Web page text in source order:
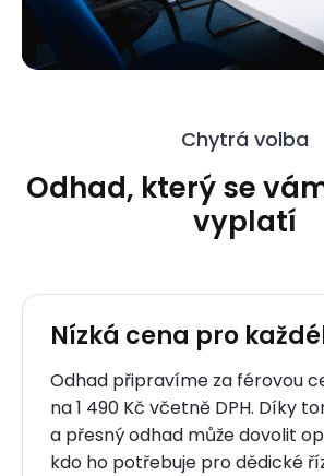
Chytrá volba
Odhad, který se
vyplatí
Nízká cena pro
Odhad připravíme za férovou
na 1 490 Kč včetně DPH. Díky
a přesný odhad může dovolit
kdo ho potřebuje pro dědické